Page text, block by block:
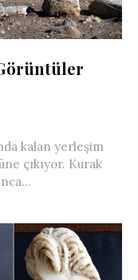
kalan yerleşim
çıkıyor. Kurak